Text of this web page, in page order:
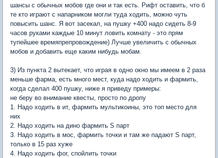
шансы с обычных мобов где они и так есть. Рифт оставить, что б
те кто играют с напарником могли туда ходить, можно чуть
повысить шанс. Я вот засекал, на пушку +400 надо сидеть 8-9
часов руками каждые 10 минут ловить комнату - это прям
тупейшее времяпрепровождение) Лучше увеличить с обычных
мобов и добавить еще каким нибудь мобам.
3) Из пункта 2 вытекает, что играя в одно окно мы имеем в 2 раза
меньше фарма, есть много мест, куда надо ходить и фармить,
когда сделал 400 пушку, ниже я приведу примеры:
не беру во внимание квесты, просто по дропу
1. Надо ходить в ит, фармить мультикоины, это топ место для
них
2. Надо ходить на дино фармить S парт
3. Надо ходить в мос, фармить точки и там же падают S парт,
только в 15 раз хуже
4. Надо ходить фог, спойлить точки